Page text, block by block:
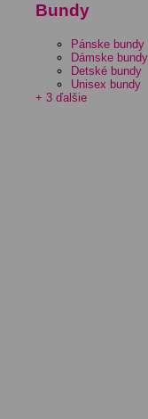
Bundy
Pánske bundy
Dámske bundy
Detské bundy
Unisex bundy
+ 3 ďalšie